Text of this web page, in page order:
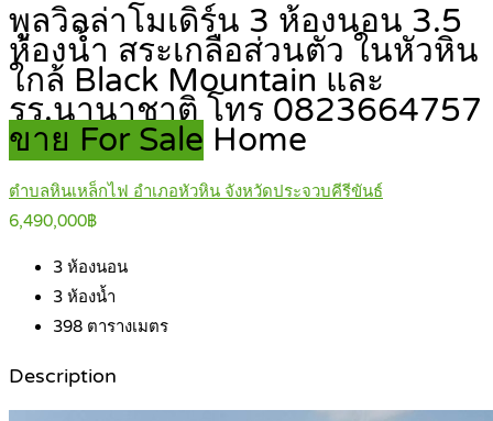
พูลวิลล่าโมเดิร์น 3 ห้องนอน 3.5
ห้องน้ำ สระเกลือส่วนตัว ในหัวหิน
ใกล้ Black Mountain และ
รร.นานาชาติ โทร 0823664757
ขาย For Sale Home
ตำบลหินเหล็กไฟ อำเภอหัวหิน จังหวัดประจวบคีรีขันธ์
6,490,000฿
3 ห้องนอน
3 ห้องน้ำ
398 ตารางเมตร
Description